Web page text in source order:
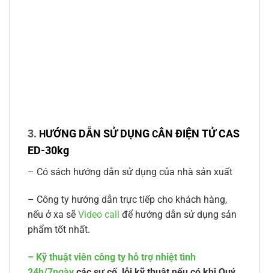
3. H ƯỚNG DẪN SỬ DỤNG CÂN ĐIỆN TỬCAS
ED-30kg
– Có sách hướng dẫn sử dụng của nhà sản xuất
– Công ty hướng dẫn trực tiếp cho khách hàng,
nếu ở xa sẽ Video call để hướng dẫn sử dụng sản
phẩm tốt nhất.
– Kỹ thuật viên công ty hỗ trợ nhiệt tình